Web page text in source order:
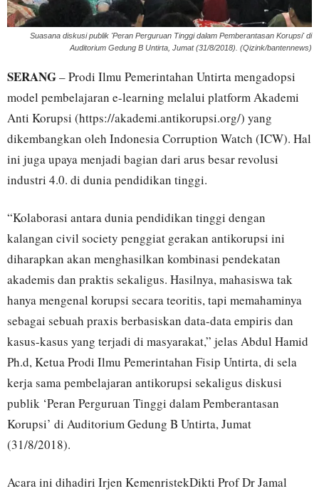
Suasana diskusi publik 'Peran Perguruan Tinggi dalam Pemberantasan Korupsi' di
Auditorium Gedung B Untirta, Jumat (31/8/2018). (Qizink/bantennews)
SERANG– Prodi Ilmu Pemerintahan Untirta mengadopsi
model pembelajaran e-learning melalui platform Akademi
Anti Korupsi (https://akademi.antikorupsi.org/) yang
dikembangkan oleh Indonesia Corruption Watch (ICW). Hal
ini juga upaya menjadi bagian dari arus besar revolusi
industri 4.0. di dunia pendidikan tinggi.
“Kolaborasi antara dunia pendidikan tinggi dengan
kalangan civil society penggiat gerakan antikorupsi ini
diharapkan akan menghasilkan kombinasi pendekatan
akademis dan praktis sekaligus. Hasilnya, mahasiswa tak
hanya mengenal korupsi secara teoritis, tapi memahaminya
sebagai sebuah praxis berbasiskan data-data empiris dan
kasus-kasus yang terjadi di masyarakat,” jelas Abdul Hamid
Ph.d, Ketua Prodi Ilmu Pemerintahan Fisip Untirta, di sela
kerja sama pembelajaran antikorupsi sekaligus diskusi
publik ‘Peran Perguruan Tinggi dalam Pemberantasan
Korupsi’ di Auditorium Gedung B Untirta, Jumat
(31/8/2018).
Acara ini dihadiri Irjen KemenristekDikti Prof Dr Jamal